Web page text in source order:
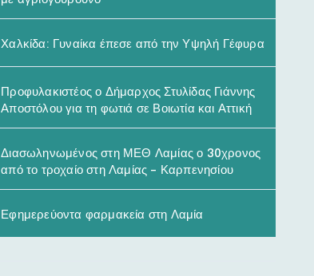
Χαλκίδα: Γυναίκα έπεσε από την Υψηλή Γέφυρα
Προφυλακιστέος ο Δήμαρχος Στυλίδας Γιάννης
Αποστόλου για τη φωτιά σε Βοιωτία και Αττική
Διασωληνωμένος στη ΜΕΘ Λαμίας ο 30χρονος
από το τροχαίο στη Λαμίας – Καρπενησίου
Εφημερεύοντα φαρμακεία στη Λαμία